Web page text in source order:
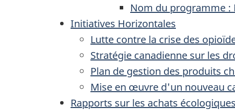
Nom du programme :
Initiatives Horizontales
Lutte contre la crise des
Stratégie canadienne sur les
Plan de gestion des produits
Mise en œuvre d'un nouveau
Rapports sur les achats écologiques